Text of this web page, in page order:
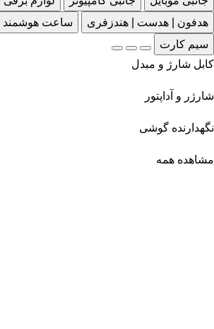
هدفون | هدست | هندزفری
ساعت هوشمند
سیم کارت
کابل شارژ و مبدل
شارژر و آداپتور
نگهدارنده گوشی
مشاهده همه